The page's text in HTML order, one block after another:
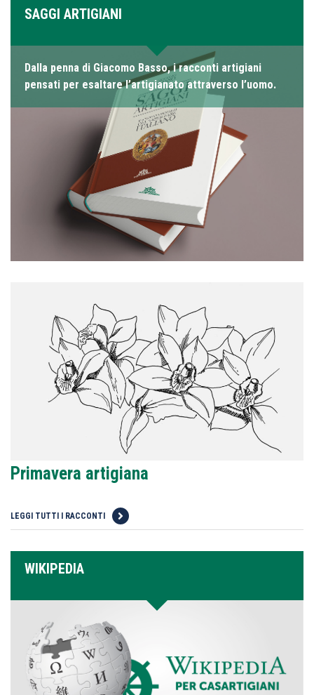
SAGGI ARTIGIANI
Dalla penna di Giacomo Basso, i racconti artigiani
pensati per esaltare l’artigianato attraverso l’uomo.
Primavera artigiana
LEGGI TUTTI I RACCONTI
WIKIPEDIA